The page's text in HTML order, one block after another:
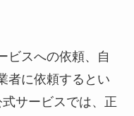
ビスへの依頼、自
者に依頼するとい
サービスでは、正